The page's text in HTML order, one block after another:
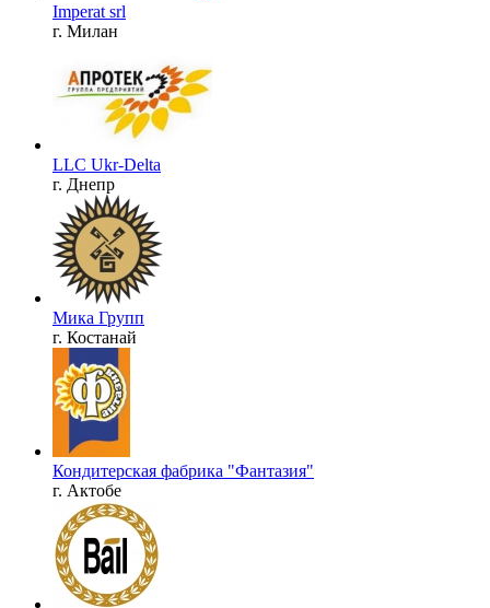
Imperat srl
г. Милан
LLC Ukr-Delta
г. Днепр
Мика Групп
г. Костанай
Кондитерская фабрика "Фантазия"
г. Актобе